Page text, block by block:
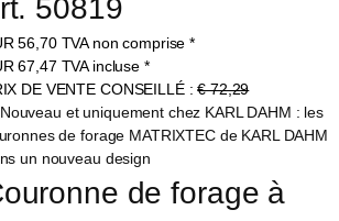
50819
56,70 TVA non comprise *
67,47 TVA incluse *
DE VENTE CONSEILLÉ :€ 72,29
de forage à